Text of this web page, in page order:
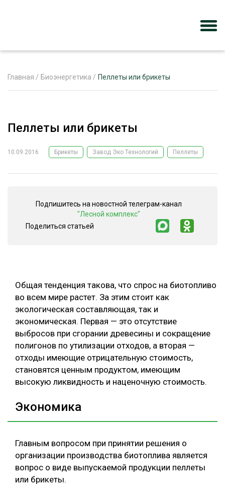
О ПРОЕКТЕ
РЕКЛАМОДАТЕЛЯМ
ЛЕСНОЕ ХОЗЯЙСТВО
ЛЕСОВОССТАНОВЛЕНИЕ И ЗАЩИТА
ЛОГИСТИКА
ПРОИЗВОДСТВО ДРЕВЕСНЫХ ПЛИТ
ЦБП
КОМПЛЕКСНАЯ ПЕРЕРАБОТКА
ДЕРЕВЯННОЕ ДОМОСТРОЕНИЕ
СОРТИРОВКА ДРЕВЕСИНЫ
СУШКА ДРЕВЕСИНЫ
МЕБЕЛЬНОЕ ПРОИЗВОДСТВО
ТЕМАТИЧЕСКИЕ ПРОЕКТЫ
ПОДБОРКИ СТАТЕЙ
ЭКСПЕРТНОЕ МНЕНИЕ
Главная / Биоэнергетика / Пеллеты или брикеты
Пеллеты или брикеты
10.09.2016 Брикеты Завод Эко Технологий Пеллеты
Общая тенденция такова, что спрос на биотопливо
во всем мире растет. За этим стоит как
экологическая составляющая, так и
экономическая. Первая — это отсутствие
выбросов при сгорании древесины и сокращение
полигонов по утилизации отходов, а вторая —
отходы имеющие отрицательную стоимость,
становятся ценным продуктом, имеющим
высокую ликвидность и наценочную стоимость.
Экономика
Главным вопросом при принятии решения о
организации производства биотоплива является
вопрос о виде выпускаемой продукции пеллеты
или брикеты.
Подпишитесь на новостной телеграм-канал
"Лесной комплекс"
Поделиться статьей